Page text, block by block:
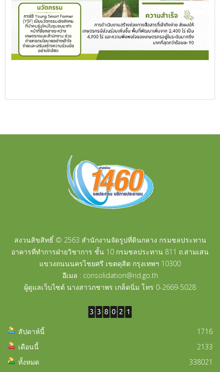
สงวนสิขสิทธิ์ © 2563 สำนักงานจัดรูปที่ดินกลาง กรมชลประทาน
อาคารที่ทำการฝ่ายวิชาการ ชั้น 10 กรมชลประทาน 811 ถ.สามเสน
แขวงถนนนครไชยศรี เขตดุสิต กรุงเทพฯ 10300
อีเมล : consolidation@rid.go.th
ผู้ดูแลเว็บไซต์ นางสาวภชาพร เกล็ดนิ่ม โทร 0-2669-5028
สัปดาห์นี้
1716
เดือนนี้
2133
ทั้งหมด
338021